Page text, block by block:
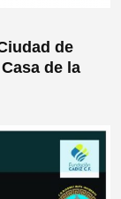
de
de la